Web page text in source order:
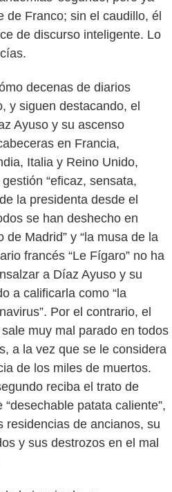
de Franco; sin el caudillo, él
de discurso inteligente. Lo
decenas de diarios
y siguen destacando, el
Ayuso y su ascenso
en Francia,
Italia y Reino Unido,
“eficaz, sensata,
la presidenta desde el
se han deshecho en
de Madrid” y “la musa de la
francés “Le Fígaro” no ha
a Díaz Ayuso y su
a calificarla como “la
Por el contrario, el
muy mal parado en todos
a la vez que se le considera
de los miles de muertos.
reciba el trato de
“desechable patata caliente”,
residencias de ancianos, su
y sus destrozos en el mal